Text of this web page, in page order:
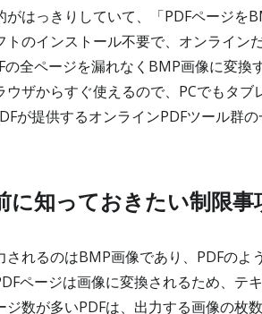
がはっきりしていて、「PDFページを
トのインストール不要で、オンライン
の全ページを漏れなくBMP画像に変換
ウザからすぐ使えるので、PCでもタ
が提供するオンラインPDFツール群
に知っておきたい制限事
されるのはBMP画像であり、PDFの
ページは画像に変換されるため、テ
ジ数が多いPDFは、出力する画像の枚